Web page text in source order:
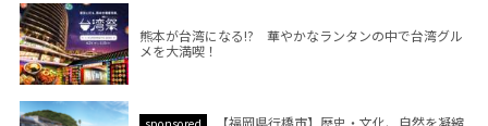
熊本が台湾になる!? 華やかなランタンの中で台湾グル
メを大満喫！
【福岡県行橋市】歴史・文化、自然を凝縮